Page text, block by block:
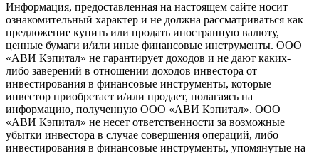
Информация, предоставленная на настоящем сайте носит
ознакомительный характер и не должна рассматриваться как
предложение купить или продать иностранную валюту,
ценные бумаги и/или иные финансовые инструменты. ООО
«АВИ Кэпитал» не гарантирует доходов и не дают каких-
либо заверений в отношении доходов инвестора от
инвестирования в финансовые инструменты, которые
инвестор приобретает и/или продает, полагаясь на
информацию, полученную ООО «АВИ Кэпитал». ООО
«АВИ Кэпитал» не несет ответственности за возможные
убытки инвестора в случае совершения операций, либо
инвестирования в финансовые инструменты, упомянутые на